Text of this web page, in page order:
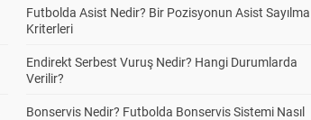
Futbolda Asist Nedir? Bir Pozisyonun Asist Sayılma
Kriterleri
Endirekt Serbest Vuruş Nedir? Hangi Durumlarda
Verilir?
Bonservis Nedir? Futbolda Bonservis Sistemi Nasıl